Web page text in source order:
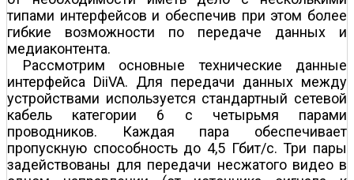
типами интерфейсов и обеспечив при этом более
гибкие возможности по передаче данных и
медиаконтента.
Рассмотрим основные технические данные
интерфейса DiiVA. Для передачи данных между
устройствами используется стандартный сетевой
кабель категории 6 с четырьмя парами
проводников. Каждая пара обеспечивает
пропускную способность до 4,5 Гбит/с. Три пары
задействованы для передачи несжатого видео в